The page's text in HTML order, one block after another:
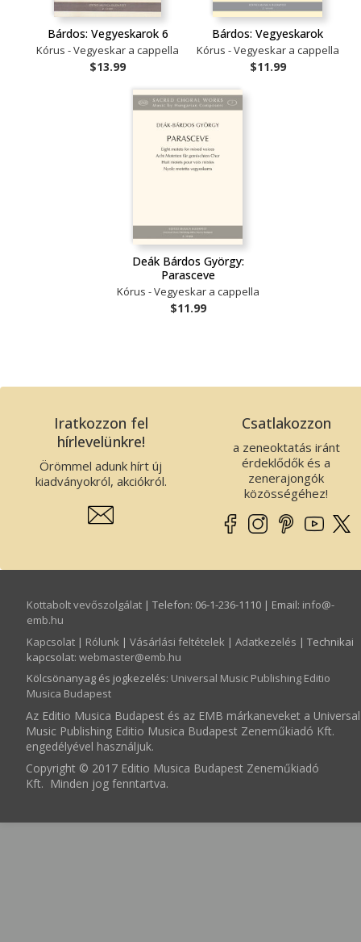
Bárdos: Vegyeskarok 6
Kórus - Vegyeskar a cappella
$13.99
Bárdos: Vegyeskarok
Kórus - Vegyeskar a cappella
$11.99
Deák Bárdos György:
Parasceve
Kórus - Vegyeskar a cappella
$11.99
Iratkozzon fel
hírlevelünkre!
Örömmel adunk hírt új
kiadványokról, akciókról.
Csatlakozzon
a zeneoktatás iránt
érdeklődők és a
zenerajongók
közösségéhez!
Kottabolt vevőszolgálat | Telefon: 06-1-236-1110 | Email: info­@­
emb.hu
Kapcsolat | Rólunk | Vásárlási feltételek | Adatkezelés | Technikai
kapcsolat: webmaster­@­emb.hu
Kölcsönanyag és jogkezelés: Universal Music Publishing Editio
Musica Budapest
Az Editio Musica Budapest és az EMB márkaneveket a Universal
Music Publishing Editio Musica Budapest Zeneműkiadó Kft.
engedélyével használjuk.
Copyright © 2017 Editio Musica Budapest Zeneműkiadó
Kft. Minden jog fenntartva.